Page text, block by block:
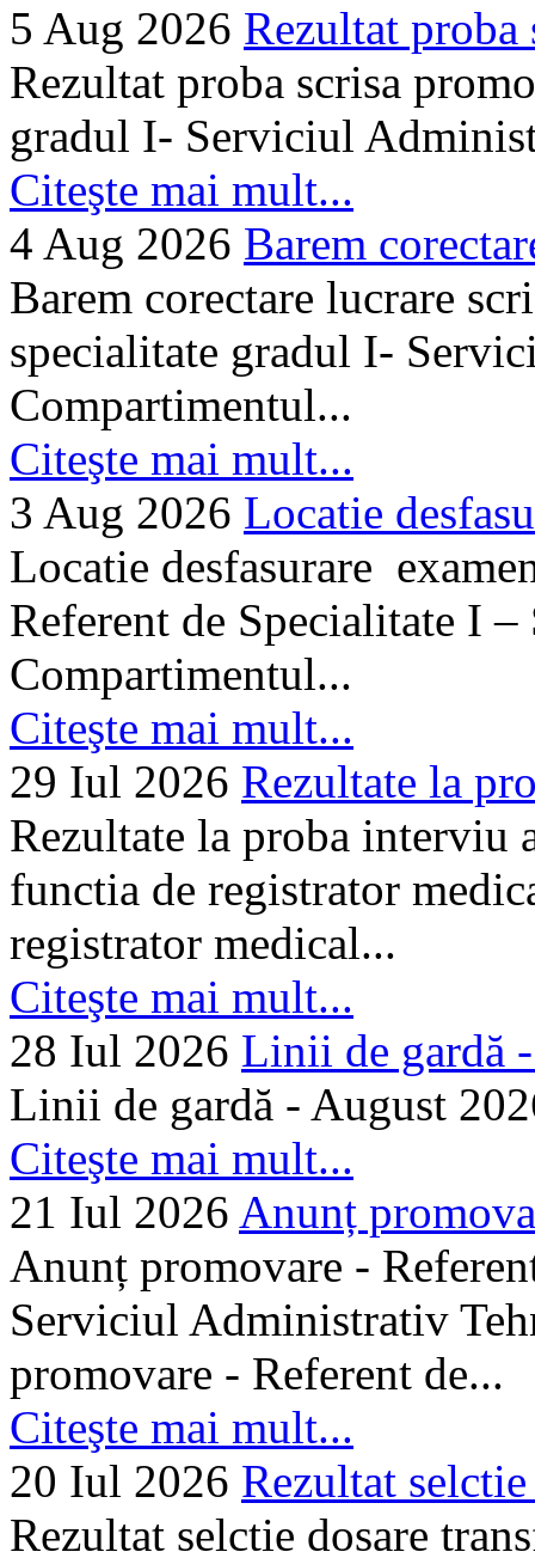
5 Aug 2026 Rezultat proba
Rezultat proba scrisa
gradul I- Serviciul
Citeşte mai mult...
4 Aug 2026 Barem
Barem corectare lucrare
specialitate gradul I-
Compartimentul...
Citeşte mai mult...
3 Aug 2026 Locatie
Locatie desfasurare
Referent de Specialitate I
Compartimentul...
Citeşte mai mult...
29 Iul 2026 Rezultate la
Rezultate la proba interviu
functia de registrator
registrator medical...
Citeşte mai mult...
28 Iul 2026 Linii de gardă
Linii de gardă - August
Citeşte mai mult...
21 Iul 2026 Anunț
Anunț promovare -
Serviciul Administrativ
promovare - Referent de...
Citeşte mai mult...
20 Iul 2026 Rezultat
Rezultat selctie dosare